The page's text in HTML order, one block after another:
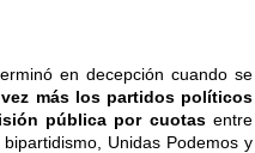
en decepción cuando se
más los partidos políticos
pública por cuotasentre
Unidas Podemos y